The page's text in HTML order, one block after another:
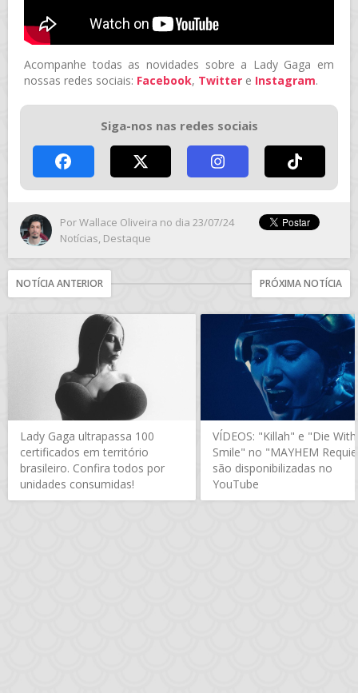
Acompanhe todas as novidades sobre a Lady Gaga em
nossas redes sociais: Facebook, Twitter e Instagram.
Siga-nos nas redes sociais
PorWallace Oliveira no dia 23/07/24
Notícias, Destaque
NOTÍCIA ANTERIOR PRÓXIMA NOTÍCIA
Lady Gaga ultrapassa 100
certificados em território
brasileiro. Confira todos por
unidades consumidas!
VÍDEOS: "Killah" e "Die
Smile" no "MAYHEM
são disponibilizadas no
YouTube